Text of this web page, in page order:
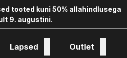
tooted kuni 50% allahindlusega
9. augustini.
Lapsed Outlet